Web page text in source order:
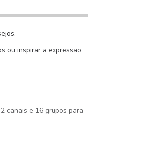
ou inspirar a expressão
canais e 16 grupos para